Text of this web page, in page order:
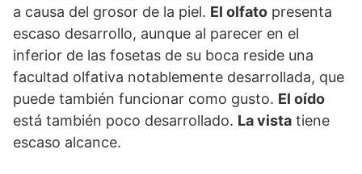
a causa del grosor de la piel. El olfato presenta
escaso desarrollo, aunque al parecer en el
inferior de las fosetas de su boca reside una
facultad olfativa notablemente desarrollada, que
puede también funcionar como gusto. El oído
está también poco desarrollado. La vista tiene
escaso alcance.